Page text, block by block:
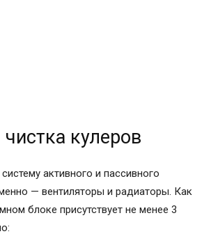
кулеров
активного и пассивного
— вентиляторы и радиаторы. Как
блоке присутствует не менее 3